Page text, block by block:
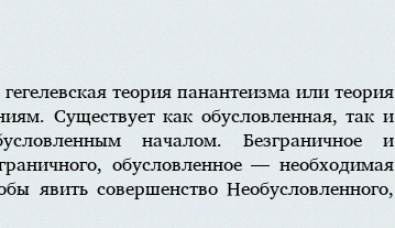
теория панантеизма или теория
Существует как обусловленная, так и
началом. Безграничное и
обусловленное — необходимая
явить совершенство Необусловленного,